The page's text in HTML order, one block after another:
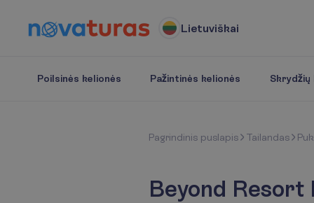
Lietuviškai
Poilsinės kelionės Pažintinės kelionės Skrydžių
Pagrindinis puslapis Tailandas
Beyond Resort